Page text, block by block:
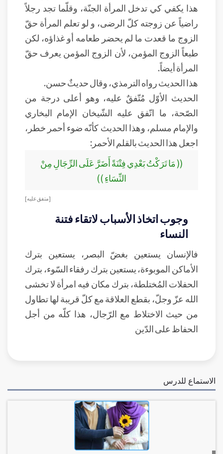
هذا يكفي كي تدخل المرأة الجنّة، وقلّما تجد رجلاً
راضياً عن زوجته كلّ الرضى، و لو تعلم المرأة حقّ
الزوج ما قعدت ما لم يحضر طعامه أو غذاؤه، لكن
طبعاً الزوج المؤمن، لأن الزوج المؤمن يعرف حقّ
المرأة أيضاً.
هذا الحديث رواه الترمذي، وقال حديثٌ حسن.
الحديث الأوّل مُتّفقٌ عليه، وهو أعلى درجة من
الصّحة، ما اتّفق عليه الشّيخان الإمام البخاري
والإمام مسلم، وهذا الحديث كأنّه ضوء أحمر خطر،
اجعل هذا الحديث بالقلم الأحمر:
(( مَا تَرَكْتُ بَعْدِي فِتْنَةً أَضَرَّ عَلَى الرِّجَالِ مِنْ
النِّسَاءِ ))
[ متفق عليه ]
وجوب اتخاذ الأسباب لاتقاء فتنة
النساء
فالإنسان يستعين بغضّ البصر، يستعين بترك
الأماكن الموبوءة، يستعين بترك رفقاء السّوء، بترك
الحفلات المُختلطة، بترك مكان فيه امرأة لا تخشى
الله عزّ وجلّ، بقطع العلاقة مع كلّ قريبة لها تطاول
من حيث الاختلاط مع الرّجال، هذا كلّه من أجل
الحفاظ على الدّين
الاستماع للدرس